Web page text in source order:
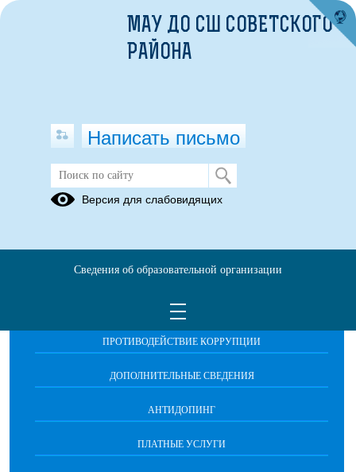
АРХИВ
ОБРАЩЕНИЯ ГРАЖДАН
ПРОТИВОДЕЙСТВИЕ КОРРУПЦИИ
ДОПОЛНИТЕЛЬНЫЕ СВЕДЕНИЯ
АНТИДОПИНГ
ПЛАТНЫЕ УСЛУГИ
МАУ ДО СШ СОВЕТСКОГО
РАЙОНА
Написать письмо
Версия для слабовидящих
Сведения об образовательной организации